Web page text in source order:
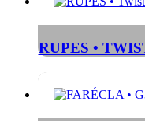
RUPES •